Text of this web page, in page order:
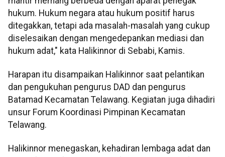
hukum. Hukum negara atau hukum positif harus
ditegakkan, tetapi ada masalah-masalah yang cukup
diselesaikan dengan mengedepankan mediasi dan
hukum adat," kata Halikinnor di Sebabi, Kamis.
Harapan itu disampaikan Halikinnor saat pelantikan
dan pengukuhan pengurus DAD dan pengurus
Batamad Kecamatan Telawang. Kegiatan juga dihadiri
unsur Forum Koordinasi Pimpinan Kecamatan
Telawang.
Halikinnor menegaskan, kehadiran lembaga adat dan